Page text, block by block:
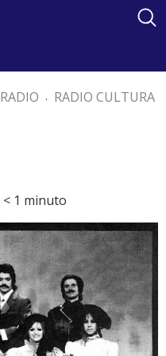
RADIO . RADIO CULTURA
< 1 minuto